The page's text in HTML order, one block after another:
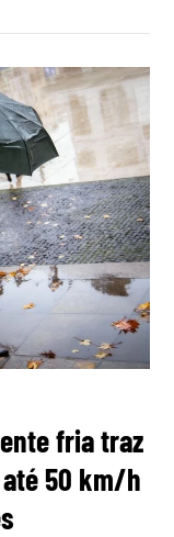
fria traz
50 km/h